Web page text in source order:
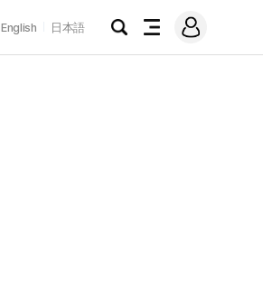
English 日本語
검
전
메
그